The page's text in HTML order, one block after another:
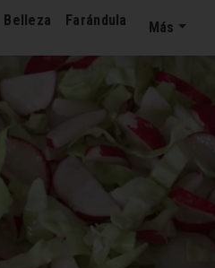
Belleza Farándula Más